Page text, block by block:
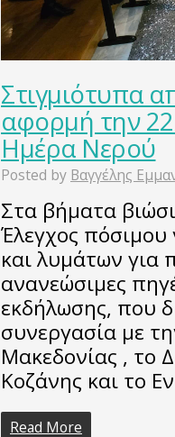
Στιγμιότυπα
αφορμή την
Ημέρα Νερού
Posted by Βαγγέλης
Στα βήματα
Έλεγχος
και λυμάτων για
ανανεώσιμες
εκδήλωσης, που
συνεργασία με
Μακεδονίας , το
Κοζάνης και το
Read More